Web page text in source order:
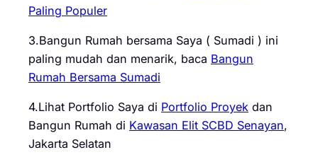
Paling Populer
3.Bangun Rumah bersama Saya ( Sumadi ) ini
paling mudah dan menarik, baca Bangun
Rumah Bersama Sumadi
4.Lihat Portfolio Saya di Portfolio Proyek dan
Bangun Rumah di Kawasan Elit SCBD Senayan,
Jakarta Selatan